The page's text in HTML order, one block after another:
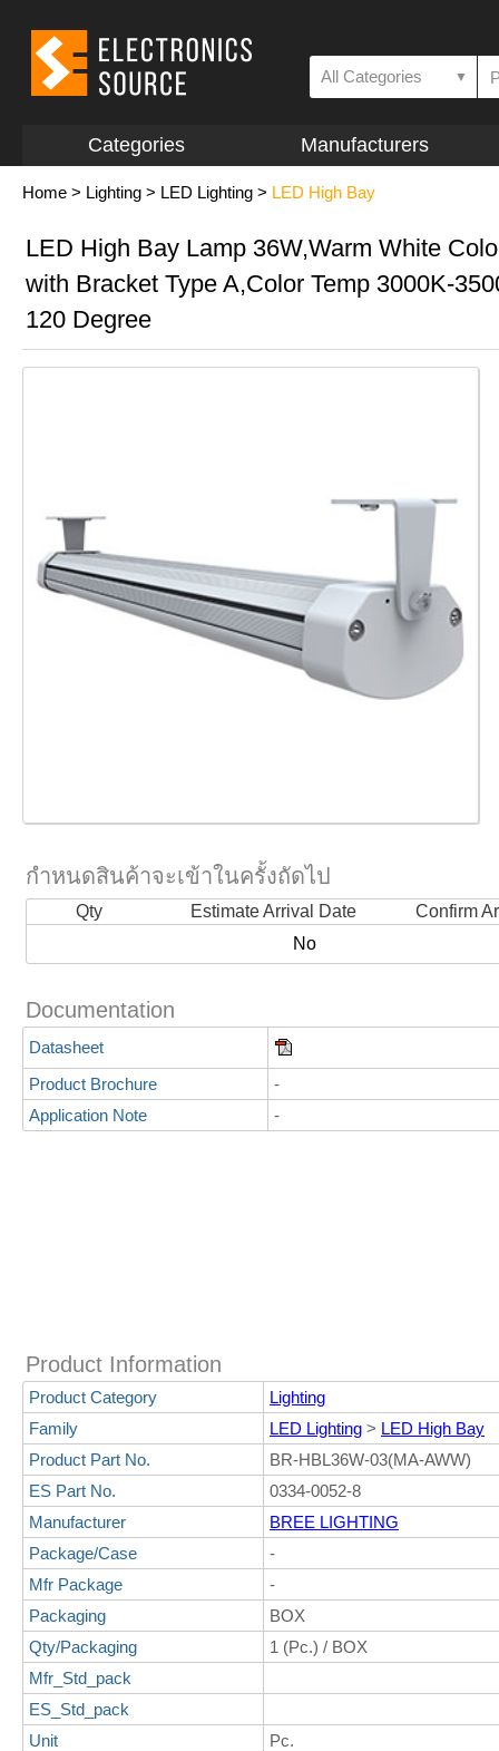
All Categories ▼
Categories Manufacturers
Home > Lighting > LED Lighting > LED High Bay
LED High Bay Lamp 36W,Warm White
with Bracket Type A,Color Temp 3000K-
120 Degree
กำหนดสินค้าจะเข้าในครั้งถัดไป
Qty Estimate Arrival Date
Confirm
No
Documentation
Datasheet
Product Brochure
-
Application Note
-
Product Information
Product Category
Lighting
Family
LED Lighting > LED High Bay
Product Part No.
BR-HBL36W-03(MA-AWW)
ES Part No.
0334-0052-8
Manufacturer
BREE LIGHTING
Package/Case
-
Mfr Package
-
Packaging
BOX
Qty/Packaging
1 (Pc.) / BOX
Mfr_Std_pack
ES_Std_pack
Unit
Pc.